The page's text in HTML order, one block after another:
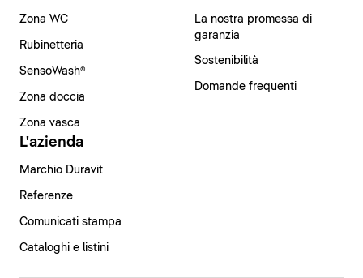
Zona WC
Rubinetteria
SensoWash®
Zona doccia
Zona vasca
La nostra promessa di
garanzia
Sostenibilità
Domande frequenti
L'azienda
Marchio Duravit
Referenze
Comunicati stampa
Cataloghi e listini